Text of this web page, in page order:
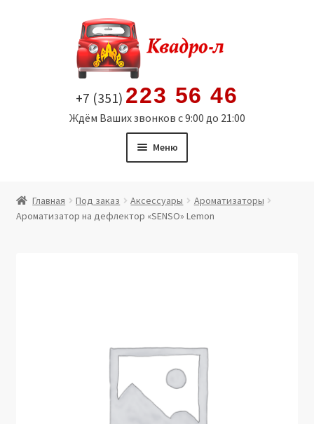
содержимому
+7 (351) 223 56 46
Ждём Ваших звонков с 9:00 до 21:00
Меню
Витрина
Юридические данные
Главная Под заказ Аксессуары
Ароматизаторы
Ароматизатор на дефлектор «SENSO» Lemon